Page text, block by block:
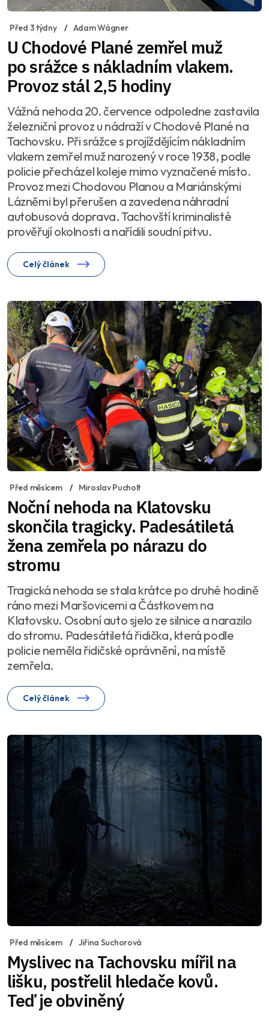
Před 3 týdny Adam Wágner
U Chodové Plané zemřel muž
po srážce s nákladním vlakem.
Provoz stál 2,5 hodiny
Vážná nehoda 20. července odpoledne zastavila
železniční provoz u nádraží v Chodové Plané na
Tachovsku. Při srážce s projíždějícím nákladním
vlakem zemřel muž narozený v roce 1938, podle
policie přecházel koleje mimo vyznačené místo.
Provoz mezi Chodovou Planou a Mariánskými
Lázněmi byl přerušen a zavedena náhradní
autobusová doprava. Tachovští kriminalisté
prověřují okolnosti a nařídili soudní pitvu.
Celý článek
Před měsícem Miroslav Pucholt
Noční nehoda na Klatovsku
skončila tragicky. Padesátiletá
žena zemřela po nárazu do
stromu
Tragická nehoda se stala krátce po druhé hodině
ráno mezi Maršovicemi a Částkovem na
Klatovsku. Osobní auto sjelo ze silnice a narazilo
do stromu. Padesátiletá řidička, která podle
policie neměla řidičské oprávnění, na místě
zemřela.
Celý článek
Před měsícem Jiřina Suchorová
Myslivec na Tachovsku mířil na
lišku, postřelil hledače kovů.
Teď je obviněný